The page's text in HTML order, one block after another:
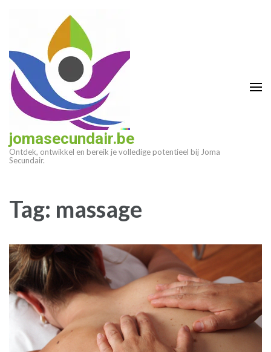
(druk
enter)
jomasecundair.be
Ontdek, ontwikkel en bereik je volledige potentieel bij Joma
Secundair.
Tag: massage